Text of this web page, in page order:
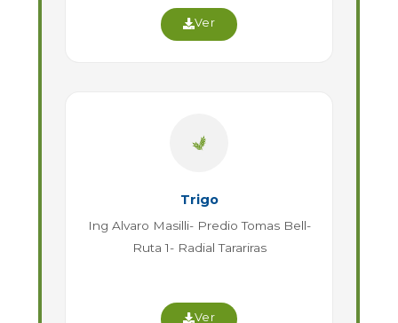
Ver
Trigo
Ing Alvaro Masilli- Predio Tomas Bell-
Ruta 1- Radial Tarariras
Ver